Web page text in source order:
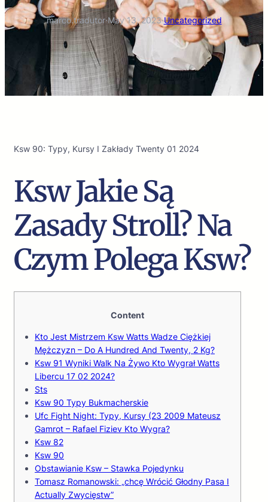
marco.tradutor·May 13, 2023·Uncategorized
Ksw 90: Typy, Kursy I Zakłady Twenty 01 2024
Ksw Jakie Są
Zasady Stroll? Na
Czym Polega Ksw?
Content
Kto Jest Mistrzem Ksw Watts Wadze Ciężkiej
Mężczyzn – Do A Hundred And Twenty, 2 Kg?
Ksw 91 Wyniki Walk Na Żywo Kto Wygrał Watts
Libercu 17 02 2024?
Sts
Ksw 90 Typy Bukmacherskie
Ufc Fight Night: Typy, Kursy (23 2009 Mateusz
Gamrot – Rafael Fiziev Kto Wygra?
Ksw 82
Ksw 90
Obstawianie Ksw – Stawka Pojedynku
Tomasz Romanowski: „chcę Wrócić Głodny Pasa I
Actually Zwycięstw”